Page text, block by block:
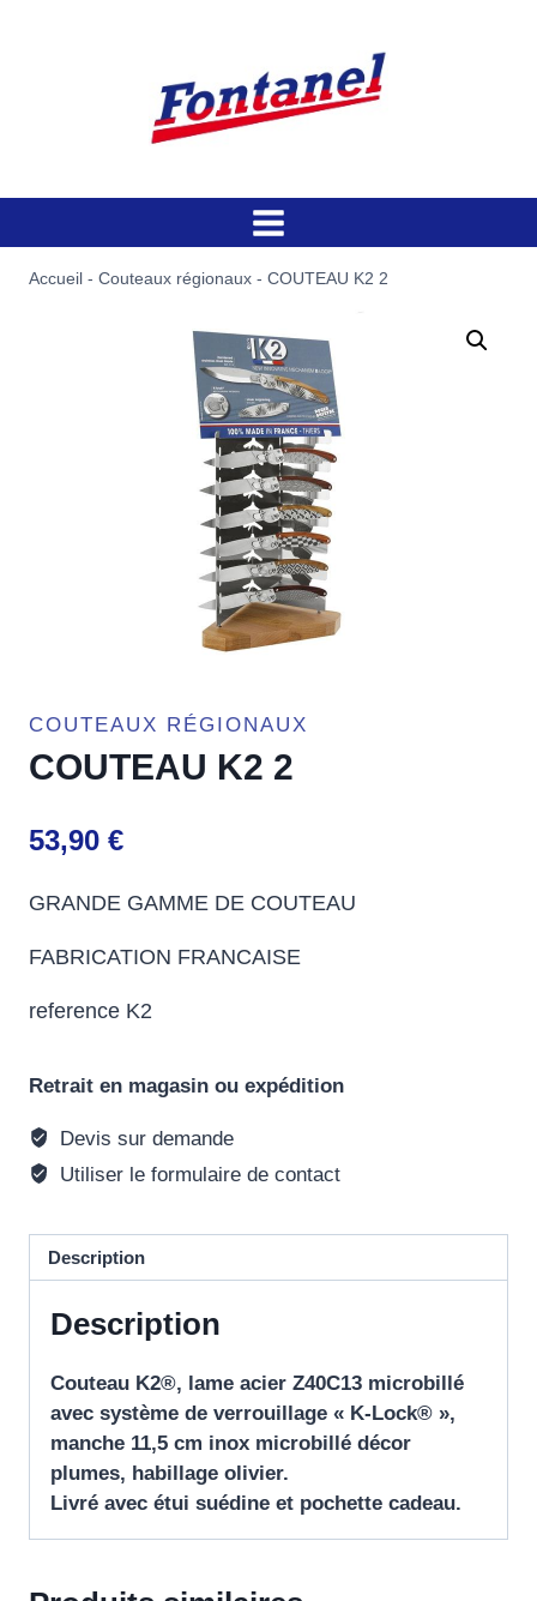
Accueil - Couteaux régionaux - COUTEAU K2 2
COUTEAUX RÉGIONAUX
COUTEAU K2 2
53,90 €
GRANDE GAMME DE COUTEAU
FABRICATION FRANCAISE
reference K2
Retrait en magasin ou expédition
Devis sur demande
Utiliser le formulaire de contact
Description
Description
Couteau K2®, lame acier Z40C13 microbillé
avec système de verrouillage « K-Lock® »,
manche 11,5 cm inox microbillé décor
plumes, habillage olivier.
Livré avec étui suédine et pochette cadeau.